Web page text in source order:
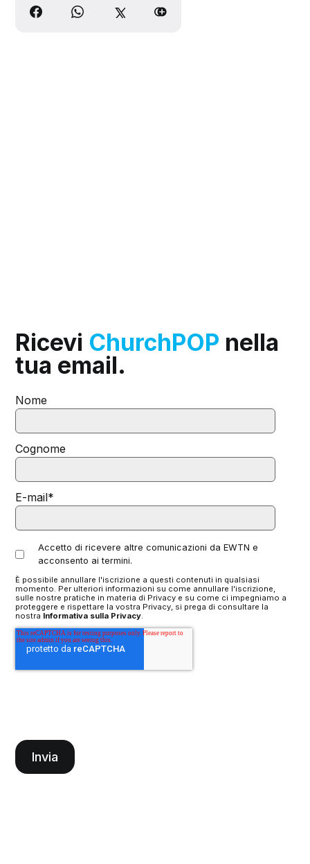
Ricevi ChurchPOP nella
tua email.
Nome
Cognome
E-mail*
Accetto di ricevere altre comunicazioni da EWTN e
acconsento ai termini.
È possibile annullare l'iscrizione a questi contenuti in qualsiasi
momento. Per ulteriori informazioni su come annullare l'iscrizione,
sulle nostre pratiche in materia di Privacy e su come ci impegniamo a
proteggere e rispettare la vostra Privacy, si prega di consultare la
nostra Informativa sulla Privacy